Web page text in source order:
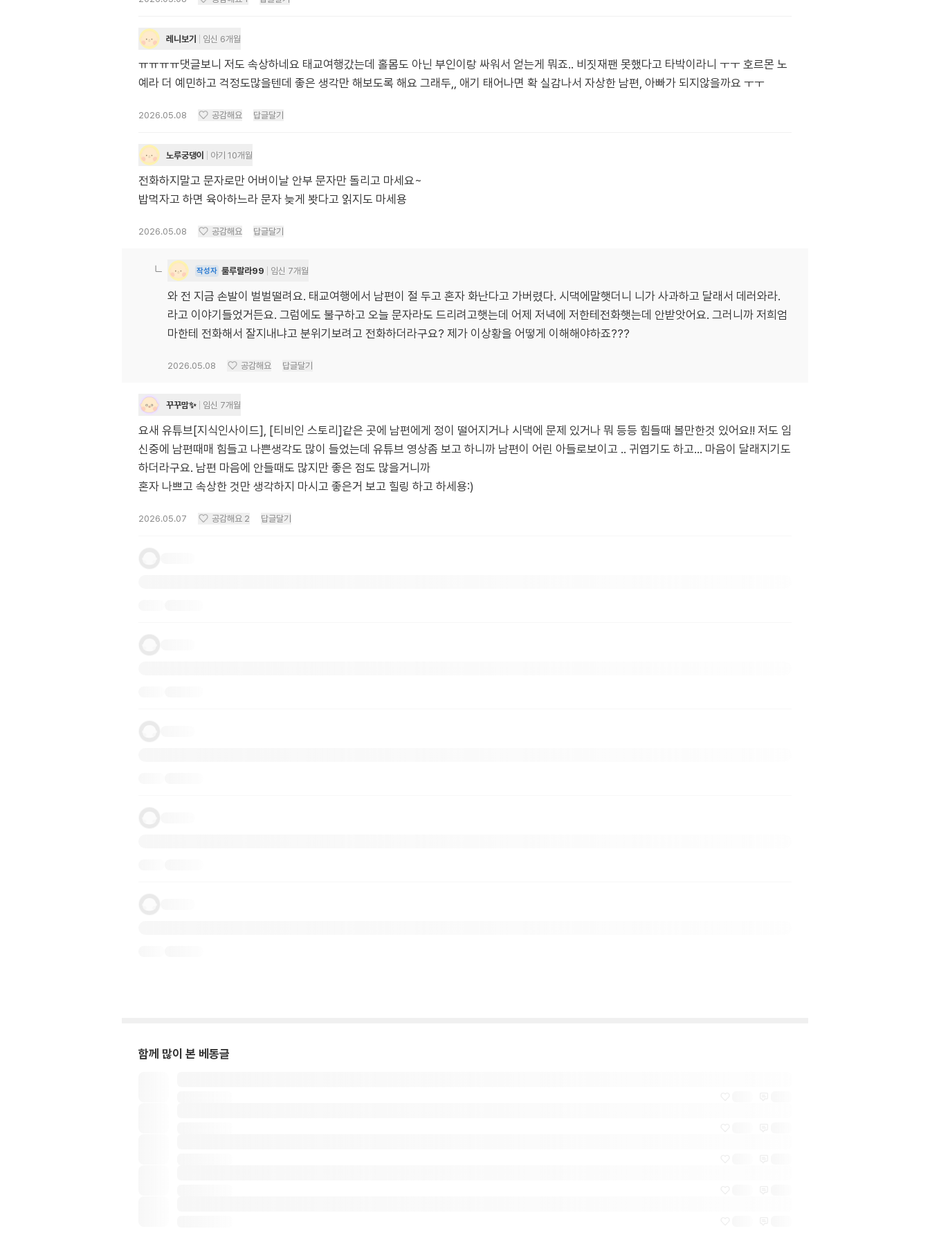
레니보기 임신 6개월
ㅠㅠㅠㅠ댓글보니 저도 속상하네요 태교여행갔는데 홀몸도 아닌 부인이랑 싸워서 얻는게 뭐죠.. 비짓재팬 못했다고 타박이라니 ㅜㅜ 호르몬 노
예라 더 예민하고 걱정도많을텐데 좋은 생각만 해보도록 해요 그래두,, 애기 태어나면 확 실감나서 자상한 남편, 아빠가 되지않을까요 ㅜㅜ
2026.05.08 공감해요 답글달기
노루궁댕이 아기 10개월
전화하지말고 문자로만 어버이날 안부 문자만 돌리고 마세요~
밥먹자고 하면 육아하느라 문자 늦게 봣다고 읽지도 마세용
2026.05.08 공감해요 답글달기
작성자 룰루랄라99 임신 7개월
와 전 지금 손발이 벌벌떨려요. 태교여행에서 남편이 절 두고 혼자 화난다고 가버렸다. 시댁에말햇더니 니가 사과하고 달래서 데러와라.
라고 이야기들었거든요. 그럼에도 불구하고 오늘 문자라도 드리려고햇는데 어제 저녁에 저한테전화햇는데 안받앗어요. 그러니까 저희엄
마한테 전화해서 잘지내냐고 분위기보려고 전화하더라구요? 제가 이상황을 어떻게 이해해야하죠???
2026.05.08 공감해요 답글달기
꾸꾸맘✨ 임신 7개월
요새 유튜브[지식인사이드], [티비인 스토리]같은 곳에 남편에게 정이 떨어지거나 시댁에 문제 있거나 뭐 등등 힘들때 볼만한것 있어요!! 저도 임
신중에 남편때매 힘들고 나쁜생각도 많이 들었는데 유튜브 영상좀 보고 하니까 남편이 어린 아들로보이고 .. 귀엽기도 하고... 마음이 달래지기도
하더라구요. 남편 마음에 안들때도 많지만 좋은 점도 많을거니까
혼자 나쁘고 속상한 것만 생각하지 마시고 좋은거 보고 힐링 하고 하세용:)
2026.05.07 공감해요 2 답글달기
함께 많이 본 베동글